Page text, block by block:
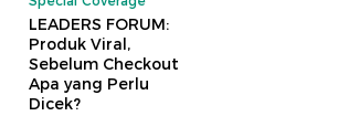
LEADERS FORUM:
Produk Viral,
Sebelum Checkout
Apa yang Perlu
Dicek?